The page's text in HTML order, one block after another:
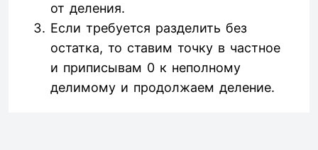
от деления.
Если требуется разделить без
остатка, то ставим точку в частное
и приписывам 0 к неполному
делимому и продолжаем деление.